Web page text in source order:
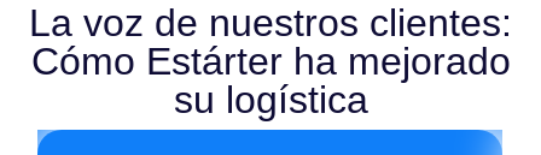
La voz de nuestros clientes:
Cómo Estárter ha mejorado
su logística